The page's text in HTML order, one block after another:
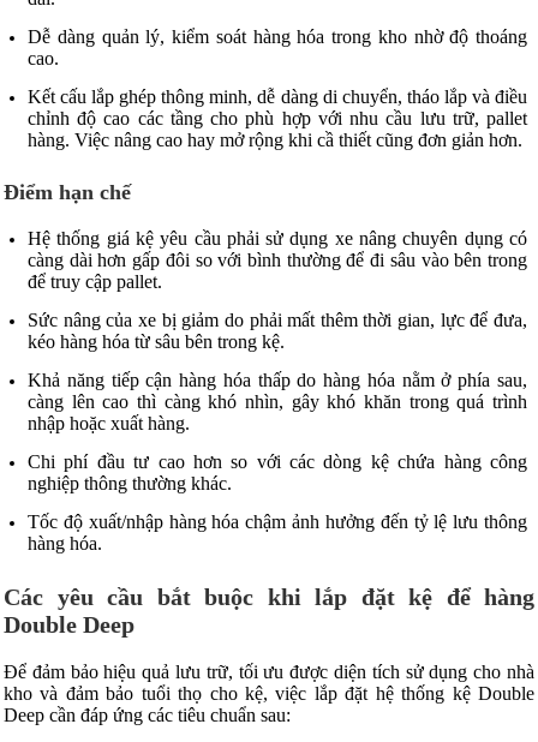
Dễ dàng quản lý, kiểm soát hàng hóa trong kho nhờ độ thoáng
cao.
Kết cấu lắp ghép thông minh, dễ dàng di chuyển, tháo lắp và điều
chỉnh độ cao các tầng cho phù hợp với nhu cầu lưu trữ, pallet
hàng. Việc nâng cao hay mở rộng khi cầ thiết cũng đơn giản hơn.
Điểm hạn chế
Hệ thống giá kệ yêu cầu phải sử dụng xe nâng chuyên dụng có
càng dài hơn gấp đôi so với bình thường để đi sâu vào bên trong
để truy cập pallet.
Sức nâng của xe bị giảm do phải mất thêm thời gian, lực để đưa,
kéo hàng hóa từ sâu bên trong kệ.
Khả năng tiếp cận hàng hóa thấp do hàng hóa nằm ở phía sau,
càng lên cao thì càng khó nhìn, gây khó khăn trong quá trình
nhập hoặc xuất hàng.
Chi phí đầu tư cao hơn so với các dòng kệ chứa hàng công
nghiệp thông thường khác.
Tốc độ xuất/nhập hàng hóa chậm ảnh hưởng đến tỷ lệ lưu thông
hàng hóa.
Các yêu cầu bắt buộc khi lắp đặt kệ để hàng
Double Deep
Để đảm bảo hiệu quả lưu trữ, tối ưu được diện tích sử dụng cho nhà
kho và đảm bảo tuổi thọ cho kệ, việc lắp đặt hệ thống kệ Double
Deep cần đáp ứng các tiêu chuẩn sau: